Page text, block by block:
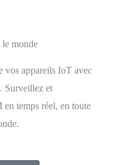
monde
vos appareils IoT avec
Surveillez et
temps réel, en toute